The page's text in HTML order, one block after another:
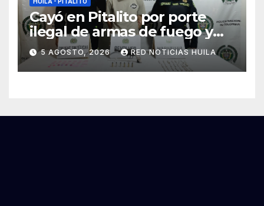
Cayó en Pitalito por porte
ilegal de armas de fuego y
tráfico de estupefacientes
5 AGOSTO, 2026 RED NOTICIAS HUILA